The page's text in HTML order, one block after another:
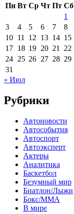
Пн Вт Ср Чт Пт Сб
1
3
4 5 6 7 8
10 11 12 13 14 15
17 18 19 20 21 22
24 25 26 27 28 29
31
« Июл
Рубрики
Автоновости
Автособытия
Автоспорт
Автоэксперт
Актеры
Аналитика
Баскетбол
Безумный мир
Биатлон/Лыжи
Бокс/MMA
В мире